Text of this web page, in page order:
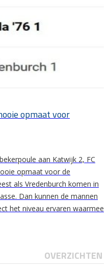
opmaat voor
aan Katwijk 2, FC
opmaat voor de
als Vredenburch komen in
Dan kunnen de mannen
het niveau ervaren waarmee
OVERZICHTEN